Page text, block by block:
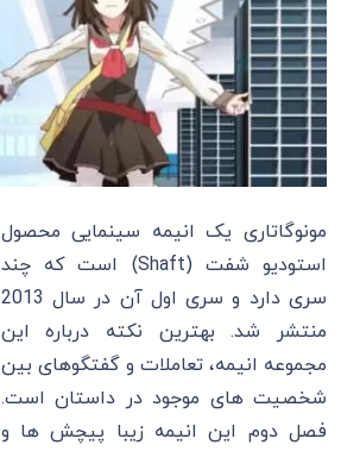
مونوگاتاری یک انیمه سینمایی محصول
استودیو شفت (Shaft) است که چند
سری دارد و سری اول آن در سال 2013
منتشر شد. بهترین نکته درباره این
مجموعه انیمه، تعاملات و گفتگوهای بین
شخصیت های موجود در داستان است.
فصل دوم این انیمه زیبا پیچش ها و